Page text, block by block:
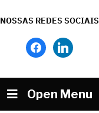
NOSSAS REDES SOCIAIS
facebooklinkedin
Open Menu